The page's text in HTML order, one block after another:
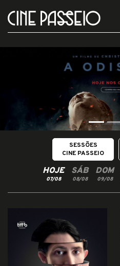
SESSÕES
CINE PASSEIO
HOJE
07/08
SÁB
08/08
DOM
09/08